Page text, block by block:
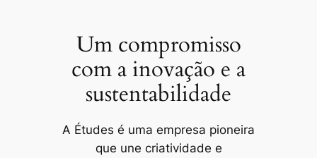
Um compromisso
com a inovação e a
sustentabilidade
A Études é uma empresa pioneira
que une criatividade e